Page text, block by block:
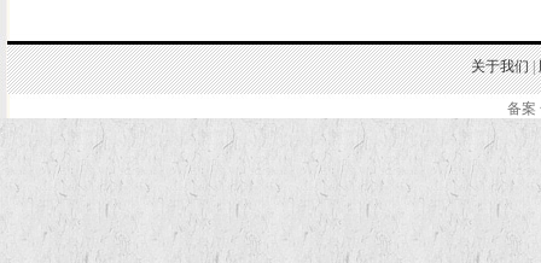
关于我们|
备案
.